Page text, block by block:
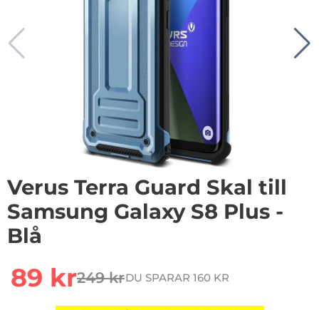
1/5
Verus Terra Guard Skal till
Samsung Galaxy S8 Plus -
Blå
rea pris
89 krtidigare pris
249 krDU SPARAR 160 KR